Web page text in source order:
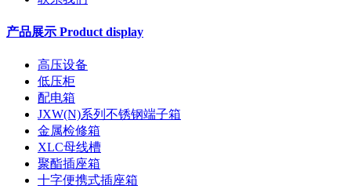
产品展示 Product display
高压设备
低压柜
配电箱
JXW(N)系列不锈钢端子箱
金属检修箱
XLC母线槽
聚酯插座箱
十字便携式插座箱